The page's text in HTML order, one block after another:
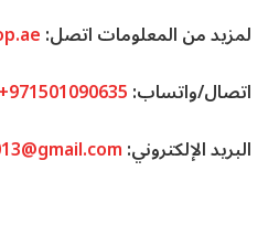
لمزيد من المعلومات اتصل:
اتصال/واتساب:+971501090635
البريد الإلكتروني: